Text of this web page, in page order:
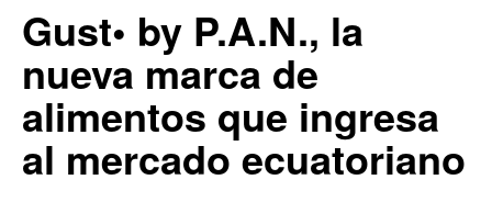
Gust• by P.A.N., la
nueva marca de
alimentos que ingresa
al mercado ecuatoriano